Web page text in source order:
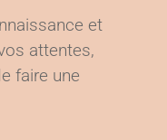
et
attentes,
faire une